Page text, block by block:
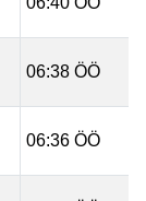
06:38 ÖÖ
06:36 ÖÖ